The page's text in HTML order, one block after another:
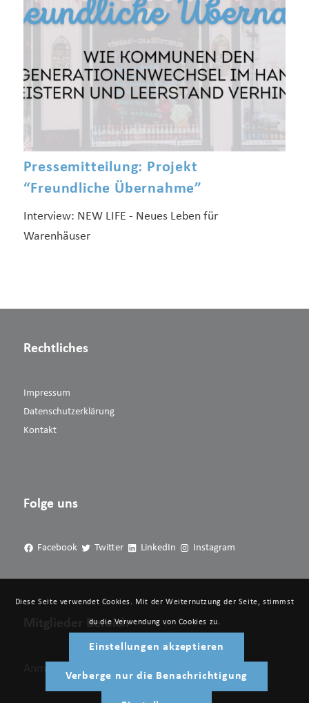
Pressemitteilung: Projekt
“Freundliche Übernahme”
Interview: NEW LIFE - Neues Leben für
Warenhäuser
Rechtliches
Impressum
Datenschutzerklärung
Kontakt
Folge uns
Facebook Twitter LinkedIn Instagram
Mitglieder Bereich
Anmelden
Diese Seite verwendet Cookies. Mit der Weiternutzung der Seite, stimmst
du die Verwendung von Cookies zu.
Einstellungen akzeptieren
Verberge nur die Benachrichtigung